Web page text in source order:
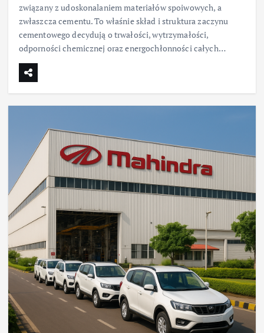
związany z udoskonalaniem materiałów spoiwowych, a
zwłaszcza cementu. To właśnie skład i struktura zaczynu
cementowego decydują o trwałości, wytrzymałości,
odporności chemicznej oraz energochłonności całych…